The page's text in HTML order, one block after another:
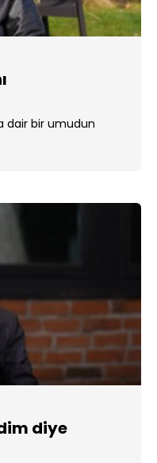
dair bir umudun
diye